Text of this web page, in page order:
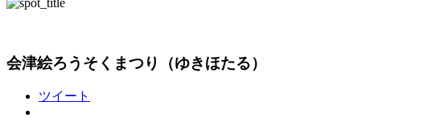
会津絵ろうそくまつり（ゆきほたる）
ツイート